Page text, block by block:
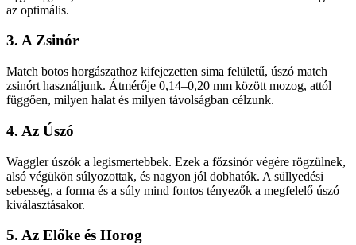
az optimális.
3. A Zsinór
Match botos horgászathoz kifejezetten sima felületű, úszó match
zsinórt használjunk. Átmérője 0,14–0,20 mm között mozog, attól
függően, milyen halat és milyen távolságban célzunk.
4. Az Úszó
Waggler úszók a legismertebbek. Ezek a főzsinór végére rögzülnek,
alsó végükön súlyozottak, és nagyon jól dobhatók. A süllyedési
sebesség, a forma és a súly mind fontos tényezők a megfelelő úszó
kiválasztásakor.
5. Az Előke és Horog